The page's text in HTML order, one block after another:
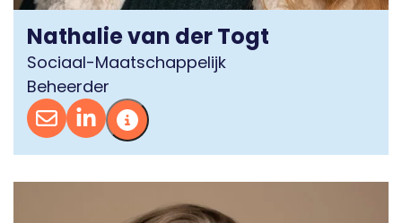
Nathalie van der Togt
Sociaal-Maatschappelijk
Beheerder